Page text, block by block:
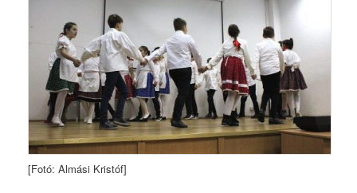
[Fotó: Almási Kristóf]